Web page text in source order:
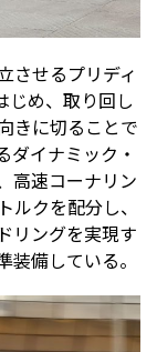
させるプリディ
じめ、取り回し
きに切ることで
ダイナミック・
高速コーナリン
クを配分し、
リングを実現す
備している。